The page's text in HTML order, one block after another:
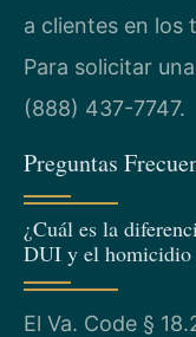
a clientes en los
Para solicitar
(888) 437-7747.
Preguntas
¿Cuál es la
DUI y el
El Va. Code §